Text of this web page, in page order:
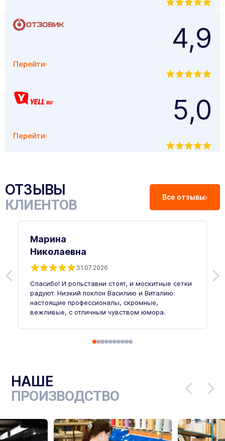
Перейти
4,9
Перейти
5,0
ОТЗЫВЫ
КЛИЕНТОВ Все отзывы
Марина
Николаевна
31.07.2026
Спасибо! И рольставни стоят, и москитные сетки
радуют. Низкий поклон Василию и Виталию:
настоящие профессионалы, скромные,
вежливые, с отличным чувством юмора.
НАШЕ
ПРОИЗВОДСТВО